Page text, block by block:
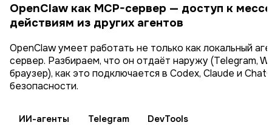
OpenClaw как MCP-сервер — доступ к
действиям из других агентов
OpenClaw умеет работать не только как локальный
сервер. Разбираем, что он отдаёт наружу (Telegram,
браузер), как это подключается в Codex, Claude и
безопасности.
ИИ-агенты Telegram DevTools